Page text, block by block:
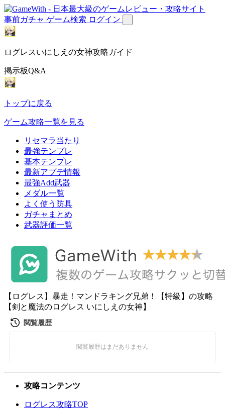
事前ガチャ ゲーム検索 ログイン
ログレスいにしえの女神攻略ガイド
掲示板Q&A
トップに戻る
ゲーム攻略一覧を見る
リセマラ当たり
最強テンプレ
基本テンプレ
最新アプデ情報
最強Add武器
メダル一覧
よく使う防具
ガチャまとめ
武器評価一覧
【ログレス】暴走！マンドラキング兄弟！【特級】の攻略
【剣と魔法のログレス いにしえの女神】
攻略コンテンツ
ログレス攻略TOP